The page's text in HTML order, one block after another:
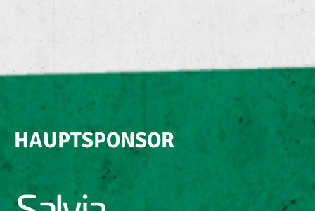
HAUPTSPONSOR